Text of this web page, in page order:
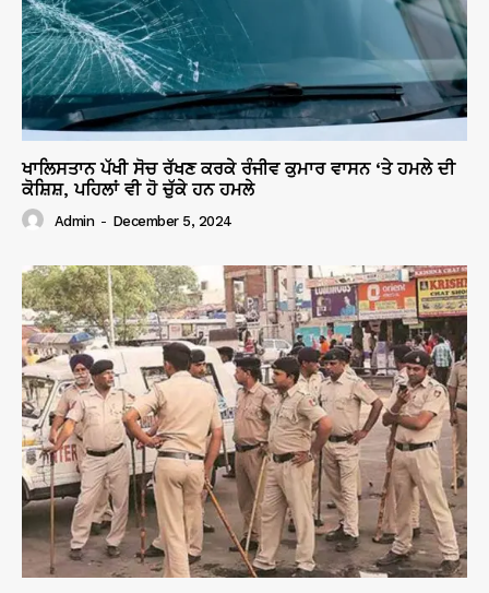
ਖਾਲਿਸਤਾਨ ਪੱਖੀ ਸੋਚ ਰੱਖਣ ਕਰਕੇ ਰੰਜੀਵ ਕੁਮਾਰ ਵਾਸਨ ‘ਤੇ ਹਮਲੇ ਦੀ
ਕੋਸ਼ਿਸ਼, ਪਹਿਲਾਂ ਵੀ ਹੋ ਚੁੱਕੇ ਹਨ ਹਮਲੇ
Admin - December 5, 2024